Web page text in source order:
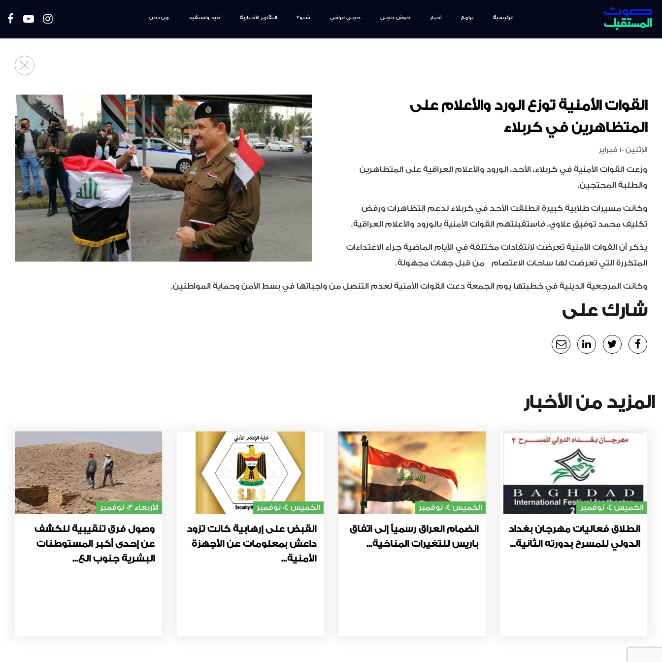
الرئيسية برامج أخبار خوش حچـي حچـي عراقي شنو؟ التقارير الأخبارية فيد واستفيد من نحن
القوات الأمنية توزع الورد والأعلام على
المتظاهرين في كربلاء
الإثنين 10 فبراير
وزعت القوات الأمنية في كربلاء، الأحد، الورود والأعلام العراقية على المتظاهرين
والطلبة المحتجين.
وكانت مسيرات طلابية كبيرة انطلقت الأحد في كربلاء لدعم التظاهرات ورفض
تكليف محمد توفيق علاوي، فاستقبلتهم القوات الأمنية بالورود والأعلام العراقية.
يذكر أن القوات الأمنية تعرضت لانتقادات مختلفة في الأيام الماضية جراء الاعتداءات
المتكررة التي تعرضت لها ساحات الاعتصام من قبل جهات مجهولة.
وكانت المرجعية الدينية في خطبتها يوم الجمعة دعت القوات الأمنية لعدم التنصل من واجباتها في بسط الأمن وحماية المواطنين.
شارك على
المزيد من الأخبار
الخميس 04 نوفمبر
انطلاق فعاليات مهرجان بغداد
الدولي للمسرح بدورته الثانية...
الخميس 04 نوفمبر
انضمام العراق رسمياً إلى اتفاق
باريس للتغيرات المناخية...
الخميس 04 نوفمبر
القبض على إرهابية كانت تزود
داعش بمعلومات عن الأجهزة
الأمنية...
الأربعاء 03 نوفمبر
وصول فرق تنقيبية للكشف
عن إحدى أكبر المستوطنات
البشرية جنوب الع...